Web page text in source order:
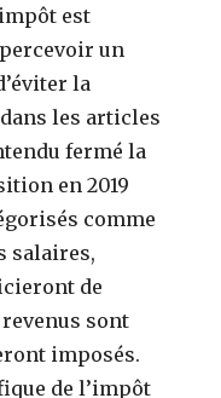
est
un
la
les articles
fermé la
en 2019
comme
salaires,
de
revenus sont
imposés.
de l’impôt